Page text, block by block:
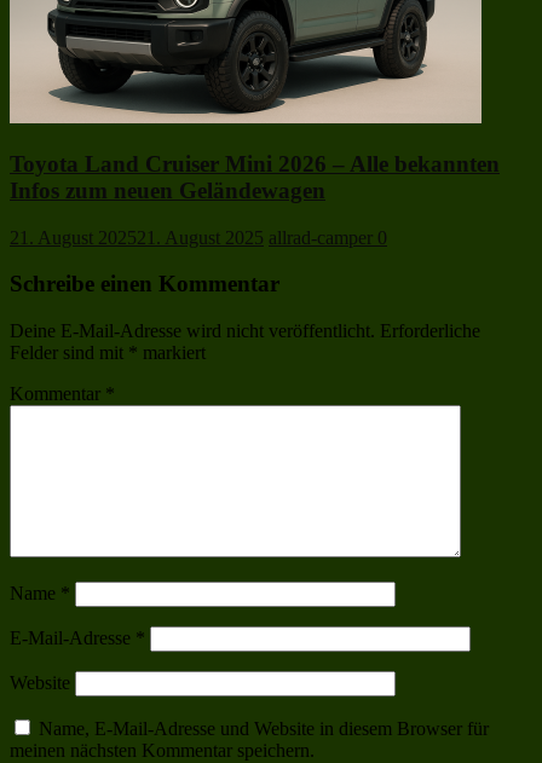
Toyota Land Cruiser Mini 2026 – Alle bekannten
Infos zum neuen Geländewagen
21. August 202521. August 2025 allrad-camper 0
Schreibe einen Kommentar
Deine E-Mail-Adresse wird nicht veröffentlicht. Erforderliche
Felder sind mit * markiert
Kommentar *
Name *
E-Mail-Adresse *
Website
Name, E-Mail-Adresse und Website in diesem Browser für
meinen nächsten Kommentar speichern.